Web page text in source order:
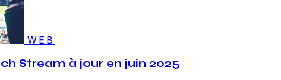
WEB
Stream à jour en juin 2025